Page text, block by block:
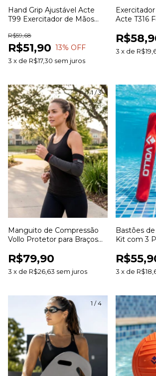
Hand Grip Ajustável Acte
T99 Exercitador de Mãos
Fortalecimento Muscular
R$51,90
R$59,68
13% OFF
3 x de R$17,30 sem juros
Acte T316
com
3 x de
1/3
Manguito de Compressão
Vollo Protetor para Braços
Corrida Ciclismo e Treinos
R$79,90
3 x de R$26,63 sem juros
Bastões
Kit com 3
Natação e
3 x de
1 /4